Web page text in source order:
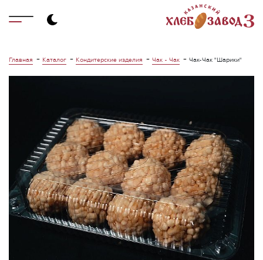
Главная - Каталог - Кондитерские изделия - Чак - Чак - Чак-Чак "Шарики"